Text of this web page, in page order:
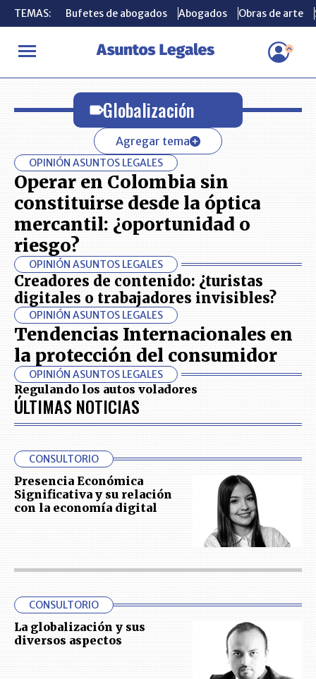
TEMAS: Bufetes de abogados Abogados Obras de arte
INICIO Globalización
TEMAS: Bufetes de abogados Abogados Obras de arte
Globalización
Agregar tema
OPINIÓN ASUNTOS LEGALES
Operar en Colombia sin
constituirse desde la óptica
mercantil: ¿oportunidad o
riesgo?
OPINIÓN ASUNTOS LEGALES
Creadores de contenido: ¿turistas
digitales o trabajadores invisibles?
OPINIÓN ASUNTOS LEGALES
Tendencias Internacionales en
la protección del consumidor
OPINIÓN ASUNTOS LEGALES
Regulando los autos voladores
ÚLTIMAS NOTICIAS
CONSULTORIO
Presencia Económica
Significativa y su relación
con la economía digital
CONSULTORIO
La globalización y sus
diversos aspectos